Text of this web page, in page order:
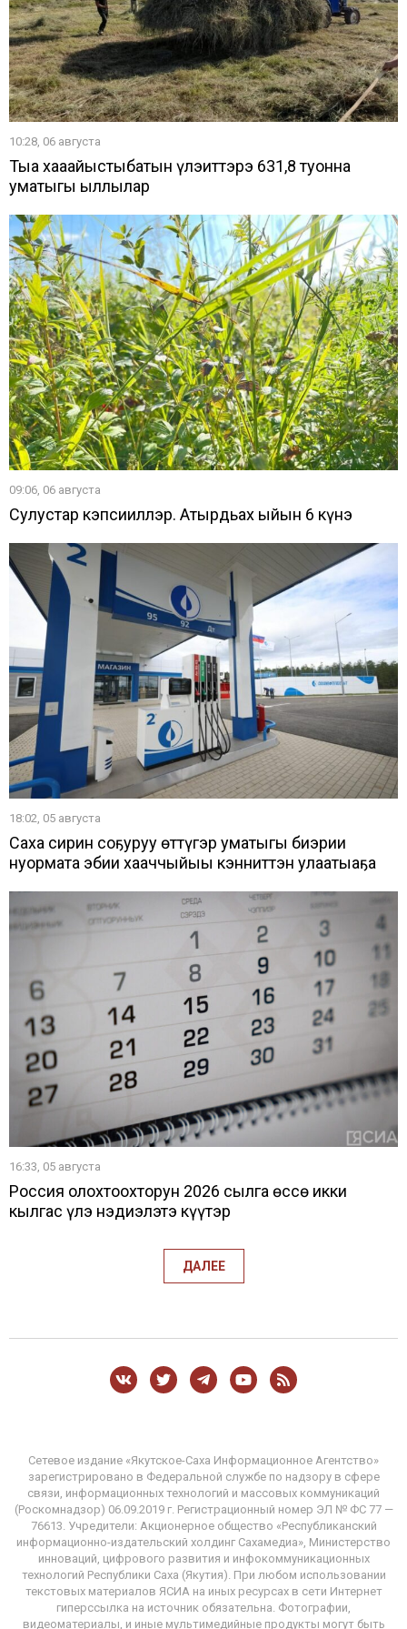
10:28, 06 августа
Тыа хаһаайыстыбатын үлэһиттэрэ 631,8 туонна
уматыгы ыллылар
09:06, 06 августа
Сулустар кэпсииллэр. Атырдьах ыйын 6 күнэ
18:02, 05 августа
Саха сирин соҕуруу өттүгэр уматыгы биэрии
нуормата эбии хааччыйыы кэнниттэн улаатыаҕа
16:33, 05 августа
Россия олохтоохторун 2026 сылга өссө икки
кылгас үлэ нэдиэлэтэ күүтэр
ДАЛЕЕ
Сетевое издание «Якутское-Саха Информационное Агентство»
зарегистрировано в Федеральной службе по надзору в сфере
связи, информационных технологий и массовых коммуникаций
(Роскомнадзор) 06.09.2019 г. Регистрационный номер ЭЛ № ФС 77 —
76613. Учредители: Акционерное общество «Республиканский
информационно-издательский холдинг Сахамедиа», Министерство
инноваций, цифрового развития и инфокоммуникационных
технологий Республики Саха (Якутия). При любом использовании
текстовых материалов ЯСИА на иных ресурсах в сети Интернет
гиперссылка на источник обязательна. Фотографии,
видеоматериалы, и иные мультимедийные продукты могут быть